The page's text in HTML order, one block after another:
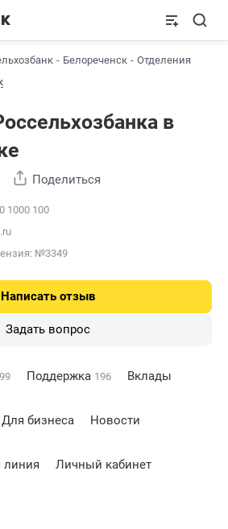
Белореченск
Отделения
в
1000 100
№3349
Поделиться
Написать отзыв
Задать вопрос
Поддержка 196 Вклады
Для бизнеса Новости
линия Личный кабинет